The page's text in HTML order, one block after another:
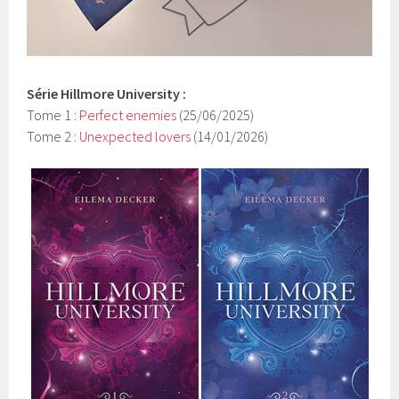
Série Hillmore University :
Tome 1 : Perfect enemies (25/06/2025)
Tome 2 : Unexpected lovers (14/01/2026)